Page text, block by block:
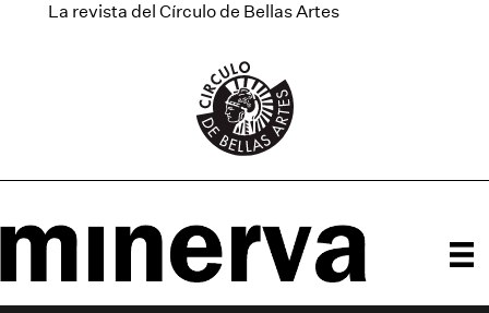
La revista del Círculo de Bellas Artes